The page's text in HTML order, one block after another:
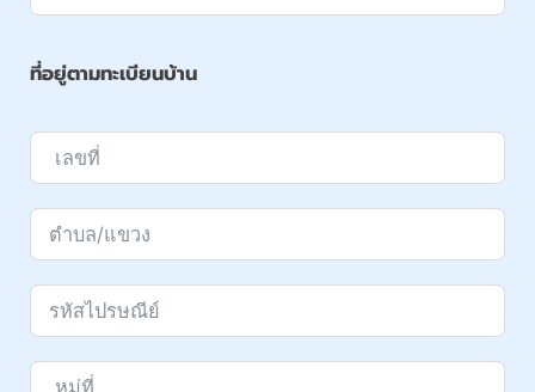
ที่อยู่ตามทะเบียนบ้าน